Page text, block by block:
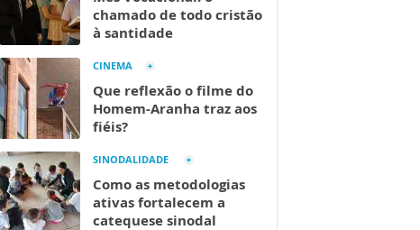
chamado de todo cristão
à santidade
CINEMA
Que reflexão o filme do
Homem-Aranha traz aos
fiéis?
SINODALIDADE
Como as metodologias
ativas fortalecem a
catequese sinodal